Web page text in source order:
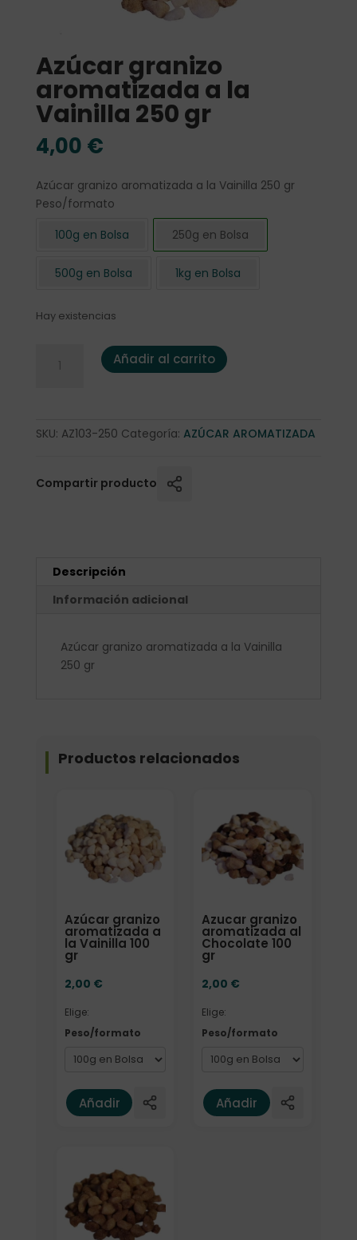
Azúcar granizo
aromatizada a la
Vainilla 250 gr
4,00 €
Azúcar granizo aromatizada a la Vainilla 250 gr
Peso/formato
100g en Bolsa
250g en Bolsa
500g en Bolsa 1kg en Bolsa
Hay existencias
Azúcar granizo aromatizada a la Vainilla 250 gr cantidad
Añadir al carrito
SKU: AZ103-250 Categoría: AZÚCAR AROMATIZADA
Compartir producto
Descripción
Información adicional
Azúcar granizo aromatizada a la Vainilla
250 gr
Productos relacionados
Azúcar granizo
aromatizada a
la Vainilla 100
gr
2,00 €
Elige:
Peso/formato
Añadir
Azucar granizo
aromatizada al
Chocolate 100
gr
2,00 €
Elige:
Peso/formato
Añadir